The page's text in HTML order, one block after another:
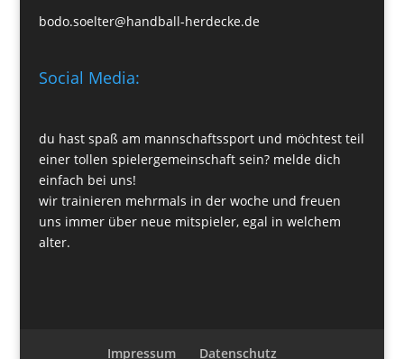
bodo.soelter@handball-herdecke.de
Social Media:
du hast spaß am mannschaftssport und möchtest teil
einer tollen spielergemeinschaft sein? melde dich
einfach bei uns!
wir trainieren mehrmals in der woche und freuen
uns immer über neue mitspieler, egal in welchem
alter.
Impressum Datenschutz